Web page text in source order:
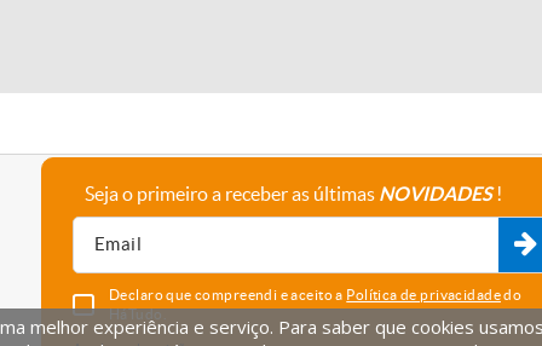
A empresa
Parceiros
Seja o primeiro a receber as últimas NOVIDADES!
Declaro que compreendi e aceito a Política de privacidadedo
HáTudo.
melhor experiência e serviço. Para saber que cookies